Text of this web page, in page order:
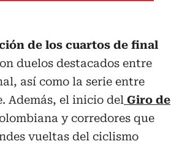
de los cuartos de final
duelos destacados entre
así como la serie entre
Además, el inicio del Giro de
y corredores que
vueltas del ciclismo